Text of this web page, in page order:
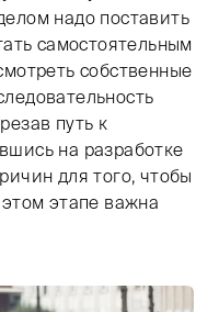
надо поставить
самостоятельным
собственные
путь к
на разработке
для того, чтобы
этапе важна